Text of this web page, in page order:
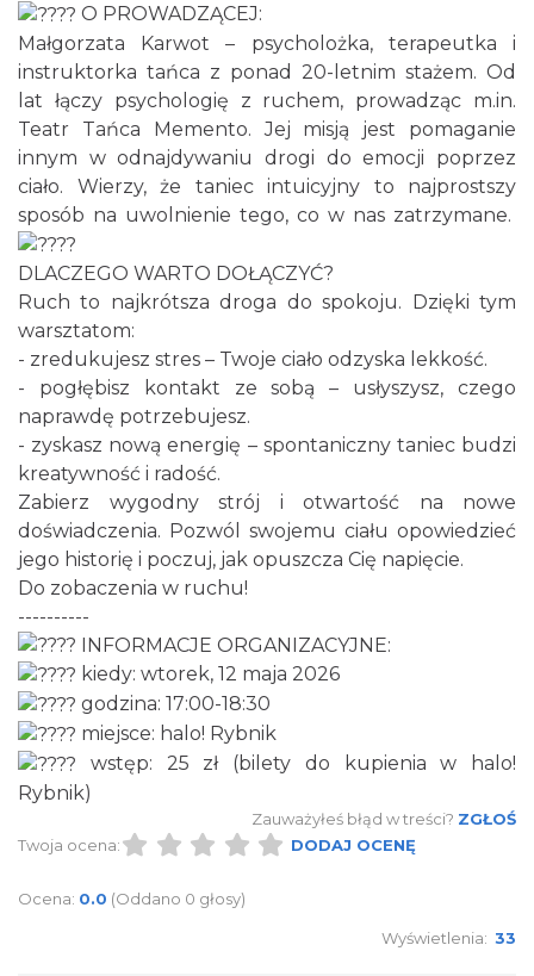
Coś z niczego - organizery z tektury, z
makramy...
Rybnik
0.00 km
DNI OTWARTE w teatrze NA PÓŁ i teatrze
POWROTÓW || REKRUTACJA NA SEZON
26/27
2026-08-29
0.00 km
XXVI Powiatowy Rajd Rowerowy
Wodzisław Śląski
2026-08-30
O PROWADZĄCEJ:
Małgorzata Karwot – psycholożka, terapeutka i
instruktorka tańca z ponad 20-letnim stażem. Od
lat łączy psychologię z ruchem, prowadząc m.in.
Teatr Tańca Memento. Jej misją jest pomaganie
innym w odnajdywaniu drogi do emocji poprzez
ciało. Wierzy, że taniec intuicyjny to najprostszy
sposób na uwolnienie tego, co w nas zatrzymane.
DLACZEGO WARTO DOŁĄCZYĆ?
Ruch to najkrótsza droga do spokoju. Dzięki tym
warsztatom:
- zredukujesz stres – Twoje ciało odzyska lekkość.
- pogłębisz kontakt ze sobą – usłyszysz, czego
naprawdę potrzebujesz.
- zyskasz nową energię – spontaniczny taniec budzi
kreatywność i radość.
Zabierz wygodny strój i otwartość na nowe
doświadczenia. Pozwól swojemu ciału opowiedzieć
jego historię i poczuj, jak opuszcza Cię napięcie.
Do zobaczenia w ruchu!
----------
INFORMACJE ORGANIZACYJNE:
kiedy: wtorek, 12 maja 2026
godzina: 17:00-18:30
miejsce: halo! Rybnik
wstęp: 25 zł (bilety do kupienia w halo!
Rybnik)
Zauważyłeś błąd w treści? ZGŁOŚ
Twoja ocena:
DODAJ OCENĘ
Ocena: 0.0 (Oddano 0 głosy)
Wyświetlenia: 33